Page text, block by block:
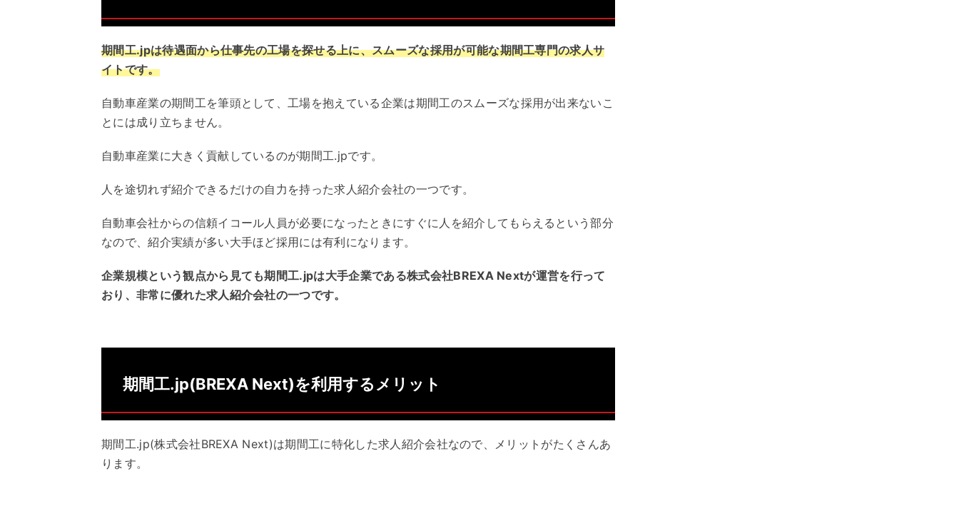
期間工.jpは待遇面から仕事先の工場を探せる上に、スムーズな採用が可能な期間工専門の求人サ
イトです。
自動車産業の期間工を筆頭として、工場を抱えている企業は期間工のスムーズな採用が出来ないこ
とには成り立ちません。
自動車産業に大きく貢献しているのが期間工.jpです。
人を途切れず紹介できるだけの自力を持った求人紹介会社の一つです。
自動車会社からの信頼イコール人員が必要になったときにすぐに人を紹介してもらえるという部分
なので、紹介実績が多い大手ほど採用には有利になります。
企業規模という観点から見ても期間工.jpは大手企業である株式会社BREXA Nextが運営を行って
おり、非常に優れた求人紹介会社の一つです。
期間工.jp(BREXA Next)を利用するメリット
期間工.jp(株式会社BREXA Next)は期間工に特化した求人紹介会社なので、メリットがたくさんあ
ります。